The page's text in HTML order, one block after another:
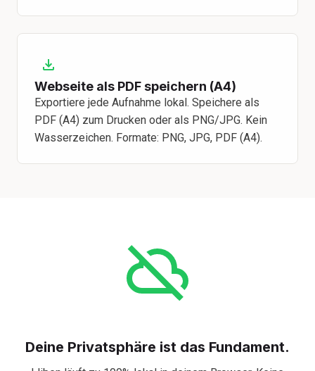
Webseite als PDF speichern (A4)
Exportiere jede Aufnahme lokal. Speichere als
PDF (A4) zum Drucken oder als PNG/JPG. Kein
Wasserzeichen. Formate: PNG, JPG, PDF (A4).
Deine Privatsphäre ist das Fundament.